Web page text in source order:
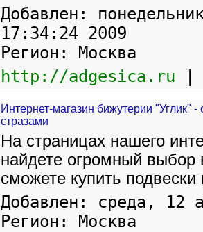
Добавлен:
17:34:24 2009
Регион: Москва
http://adgesica.ru
Интернет-магазин бижутерии "Углик"
стразами
На страницах нашего
найдете огромный выбор
сможете купить
Добавлен: среда, 12
Регион: Москва